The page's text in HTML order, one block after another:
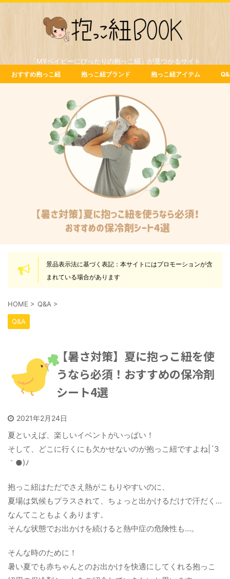
「MYベイビーにぴったりの抱っこ紐」が見つかるサイト
おすすめ抱っこ紐 抱っこ紐ブランド 抱っこ紐アイテム
景品表示法に基づく表記：本サイトにはプロモーションが含
まれている場合があります
HOME > Q&A >
Q&A
【暑さ対策】夏に抱っこ紐を使
うなら必須！おすすめの保冷剤
シート4選
2021年2月24日
夏といえば、楽しいイベントがいっぱい！
そして、どこに行くにも欠かせないのが抱っこ紐ですよね|´З
｀●)ﾉ
抱っこ紐はただでさえ熱がこもりやすいのに、
夏場は気候もプラスされて、ちょっと出かけるだけで汗だく…
なんてこともよくあります。
そんな状態でお出かけを続けると熱中症の危険性も…。
そんな時のために！
暑い夏でも赤ちゃんとのお出かけを快適にしてくれる抱っこ